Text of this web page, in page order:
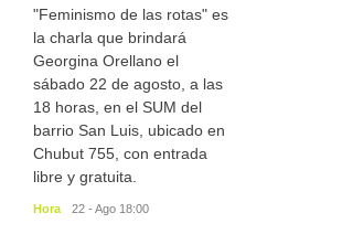
"Feminismo de las rotas" es
la charla que brindará
Georgina Orellano el
sábado 22 de agosto, a las
18 horas, en el SUM del
barrio San Luis, ubicado en
Chubut 755, con entrada
libre y gratuita.
Hora 22 - Ago 18:00